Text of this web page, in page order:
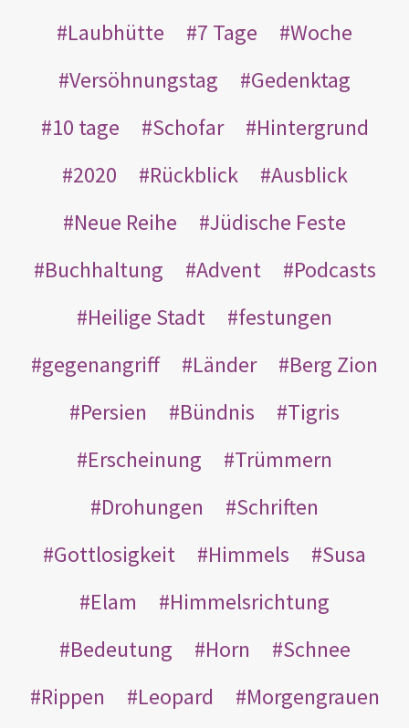
Laubhütte
7 Tage
Woche
Versöhnungstag
Gedenktag
10 tage
Schofar
Hintergrund
2020
Rückblick
Ausblick
Neue Reihe
Jüdische Feste
Buchhaltung
Advent
Podcasts
Heilige Stadt
festungen
gegenangriff
Länder
Berg Zion
Persien
Bündnis
Tigris
Erscheinung
Trümmern
Drohungen
Schriften
Gottlosigkeit
Himmels
Susa
Elam
Himmelsrichtung
Bedeutung
Horn
Schnee
Rippen
Leopard
Morgengrauen